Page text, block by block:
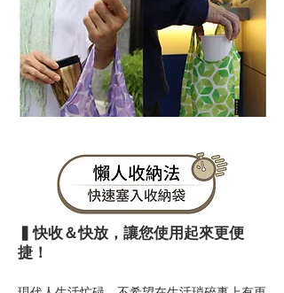
▍快收＆快放，讓您使用起來更便
捷！